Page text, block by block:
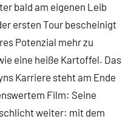
bald am eigenen Leib
ersten Tour bescheinigt
Potenzial mehr zu
eine heiße Kartoffel. Das
Karriere steht am Ende
Film: Seine
weiter: mit dem